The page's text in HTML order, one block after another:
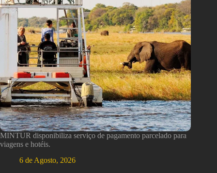
MINTUR disponibiliza serviço de pagamento parcelado para
viagens e hotéis.
6 de Agosto, 2026